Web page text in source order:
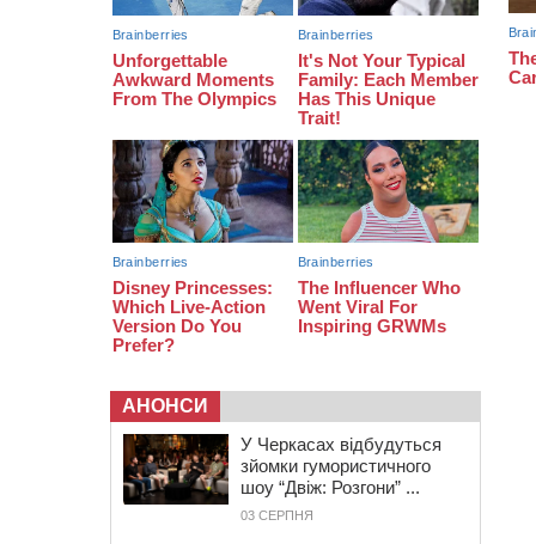
Корсунь-Шевченківської громади
рекомендували до погодження
18:45 У Звенигородці влада заборонила
проводити масові заходи
18:07 Боксерка з Черкащини готується
до чемпіонату Європи серед
молоді
АНОНСИ
У Черкасах відбудуться
зйомки гумористичного
шоу “Двіж: Розгони” ...
03 СЕРПНЯ